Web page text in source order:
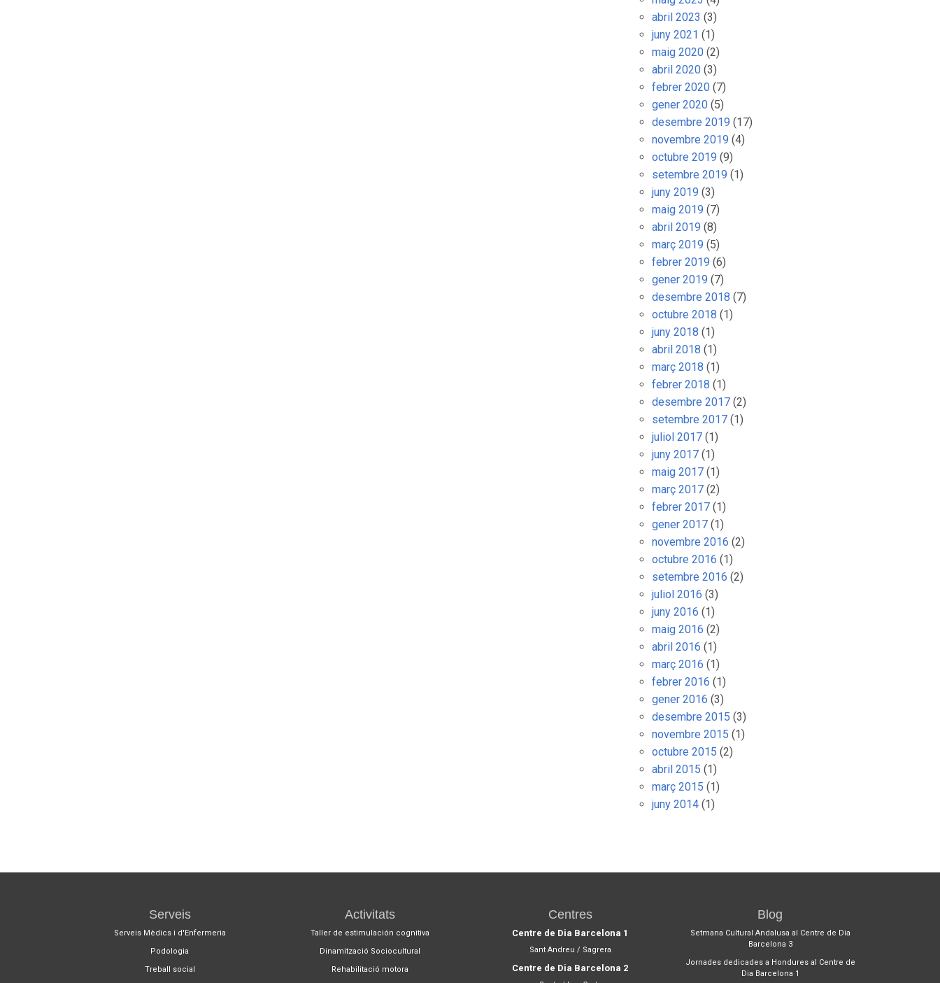
abril 2023 (3)
juny 2021 (1)
maig 2020 (2)
abril 2020 (3)
febrer 2020 (7)
gener 2020 (5)
desembre 2019 (17)
novembre 2019 (4)
octubre 2019 (9)
setembre 2019 (1)
juny 2019 (3)
maig 2019 (7)
abril 2019 (8)
març 2019 (5)
febrer 2019 (6)
gener 2019 (7)
desembre 2018 (7)
octubre 2018 (1)
juny 2018 (1)
abril 2018 (1)
març 2018 (1)
febrer 2018 (1)
desembre 2017 (2)
setembre 2017 (1)
juliol 2017 (1)
juny 2017 (1)
maig 2017 (1)
març 2017 (2)
febrer 2017 (1)
gener 2017 (1)
novembre 2016 (2)
octubre 2016 (1)
setembre 2016 (2)
juliol 2016 (3)
juny 2016 (1)
maig 2016 (2)
abril 2016 (1)
març 2016 (1)
febrer 2016 (1)
gener 2016 (3)
desembre 2015 (3)
novembre 2015 (1)
octubre 2015 (2)
abril 2015 (1)
març 2015 (1)
juny 2014 (1)
Serveis
Serveis Mèdics i d'Enfermeria
Podologia
Treball social
Activitats
Taller de estimulación cognitiva
Dinamització Sociocultural
Rehabilitació motora
Centres
Centre de Dia Barcelona 1
Sant Andreu / Sagrera
Centre de Dia Barcelona 2
Blog
Setmana Cultural Andalusa al Centre de Dia
Barcelona 3
Jornades dedicades a Hondures al Centre de
Dia Barcelona 1